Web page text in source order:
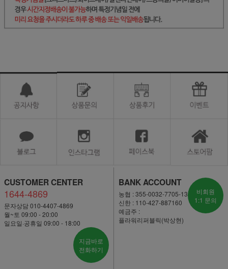
CUSTOMER CENTER
1644-4869
문자상담 010-4407-4869
월~토 09:00 - 20:00
일요일·공휴일 09:00 - 18:00
지금바로
전화하기
BANK ACCOUNT
농협 : 355-0032-7705-13
신한 : 110-427-887160
예금주 :
플라워리퍼블릭(박상현)
비회원
1:1 문의